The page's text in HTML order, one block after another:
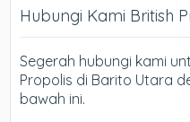
Hubungi Kami British
Segerah hubungi kami
Propolis di Barito Utara
bawah ini.